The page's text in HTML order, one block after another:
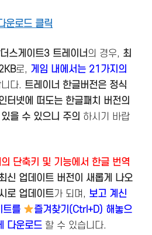
운로드 클릭
스게이트3 트레이너 의 경우, 최
로, 게임 내에서는 21가지의
다. 트레이너 한글버전은 정식
터넷에 떠도는 한글패치 버전의
을 수 있으니 주의 하시기 바랍
단축키 및 기능에서 한글 번역
신 업데이트 버전이 새롭게 나오
로 업데이트가 되며, 보고 계신
트를
즐겨찾기(Ctrl+D) 해놓으
다운로드 할 수 있습니다.